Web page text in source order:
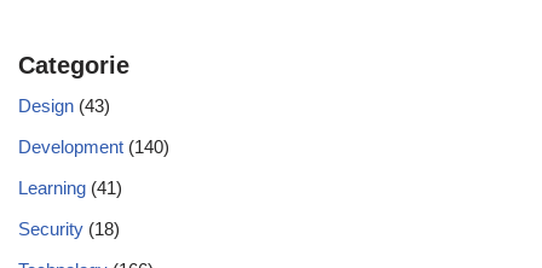
Categorie
Design (43)
Development (140)
Learning (41)
Security (18)